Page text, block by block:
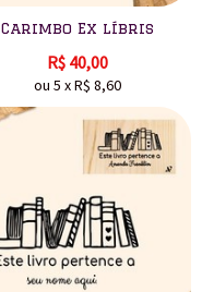
Carimbo Ex líbris
R$ 40,00
ou 5 xR$ 8,60